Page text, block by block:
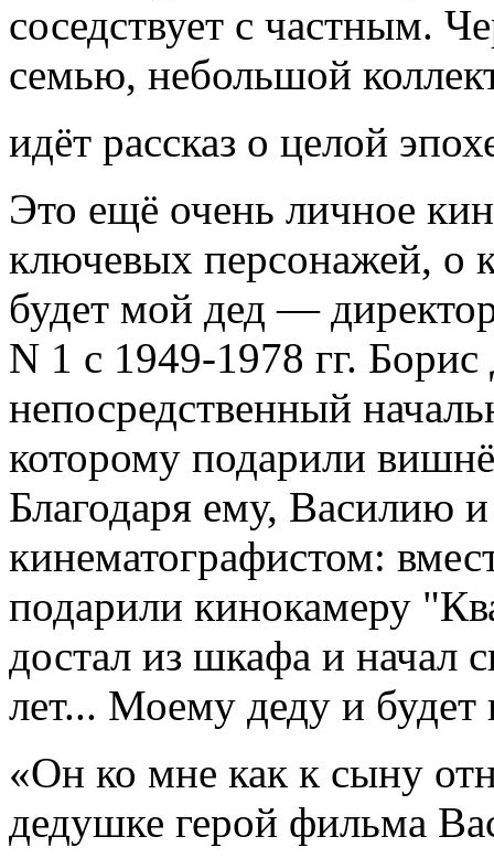
соседствует с частным.
семью, небольшой
идёт рассказ о целой
Это ещё очень личное
ключевых персонажей, о
будет мой дед —
N 1 с 1949-1978 гг.
непосредственный
которому подарили
Благодаря ему, Василию и
кинематографистом:
подарили кинокамеру
достал из шкафа и начал
лет... Моему деду и будет
«Он ко мне как к сыну
дедушке герой фильма